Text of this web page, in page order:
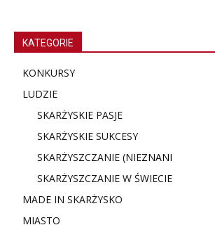
KATEGORIE
KONKURSY
LUDZIE
SKARŻYSKIE PASJE
SKARŻYSKIE SUKCESY
SKARŻYSZCZANIE (NIEZNANI
SKARŻYSZCZANIE W ŚWIECIE
MADE IN SKARŻYSKO
MIASTO